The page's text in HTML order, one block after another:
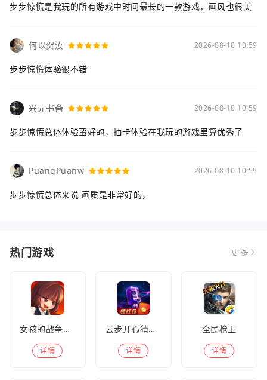
步步惊慌是我玩的所有游戏中时间最长的一款游戏，画风也很美
何以贺汝 2026-08-10 10:59
步步惊慌体验很不错
兴元书斋 2026-08-10 10:59
步步惊慌总体体验蛮好的，抽卡体验在我玩的游戏里算优秀了
PuangPuanw 2026-08-10 10:59
步步惊慌总体来说 画质是非常好的，
热门游戏 更多
女孩的战争手机版(暂未上线)
详情
云步开心猜歌名
详情
全民枪王
详情